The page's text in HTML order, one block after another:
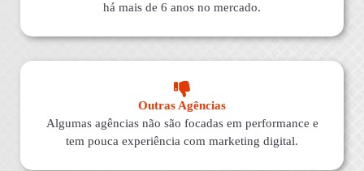
há mais de 6 anos no mercado.
Outras Agências
Algumas agências não são focadas em performance e
tem pouca experiência com marketing digital.